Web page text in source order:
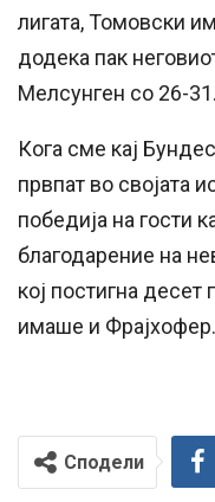
лигата, Томовски
додека пак
Мелсунген со 26-31.
Кога сме кај
првпат во својата
победија на гости
благодарение на
кој постигна десет
имаше и Фрајхофер.
Сподели